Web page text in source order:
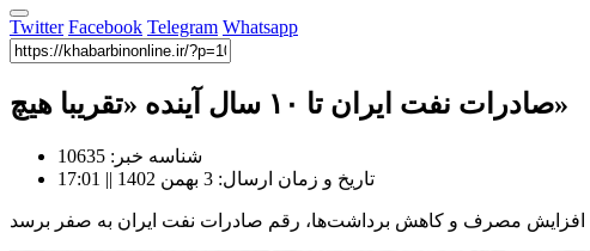
Twitter Facebook Telegram Whatsapp
‌صادرات نفت ایران تا ۱۰ سال آینده «تقریبا هیچ»
شناسه خبر: 10635
تاریخ و زمان ارسال: 3 بهمن 1402 || 17:01